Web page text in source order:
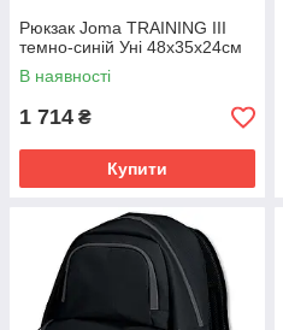
Рюкзак Joma TRAINING III
темно-синій Уні 48х35х24см
В наявності
1 714 ₴
Купити